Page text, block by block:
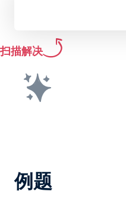
扫描解决
例题